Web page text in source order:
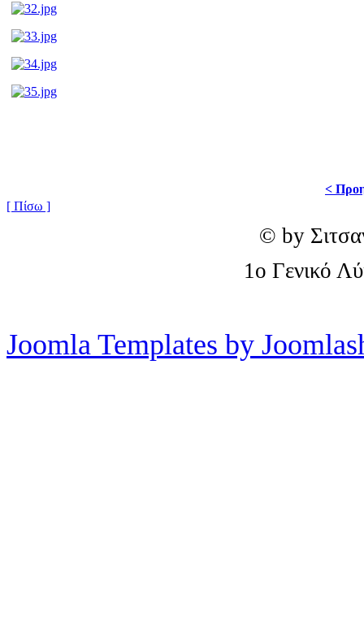
<
[ Πίσω ]
© by
1o Γενικό
Joomla Templates by